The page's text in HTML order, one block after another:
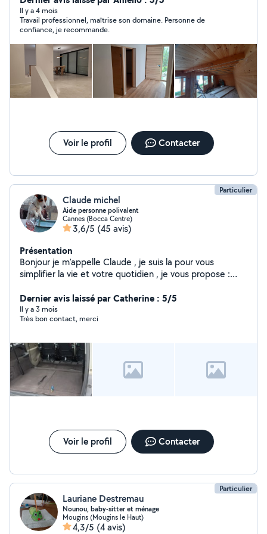
proprement, belles finitions. Selon vos besoin je donne
de bonnes idées pour vos aménagements. Contactez-
moi dans un premier temps déjà pour discuter
ensemble de votre projet.
Il y a 4 mois
Travail professionnel, maîtrise son domaine. Personne de
confiance, je recommande.
Voir le profil Contacter
Particulier
Claude michel
Aide personne polivalent
Cannes (Bocca Centre)
3,6/5 (45 avis)
Présentation
Bonjour je m'appelle Claude , je suis la pour vous
simplifier la vie et votre quotidien , je vous propose :
maison / villa / appartement Garde de chiens Merci de
m'avoir lue et à bientôt :) Voici mon numéro de
téléphone : 0613200727
Dernier avis laissé par Catherine : 5/5
Il y a 3 mois
Très bon contact, merci
Voir le profil Contacter
Particulier
Lauriane Destremau
Nounou, baby-sitter et ménage
Mougins (Mougins le Haut)
4,3/5 (4 avis)